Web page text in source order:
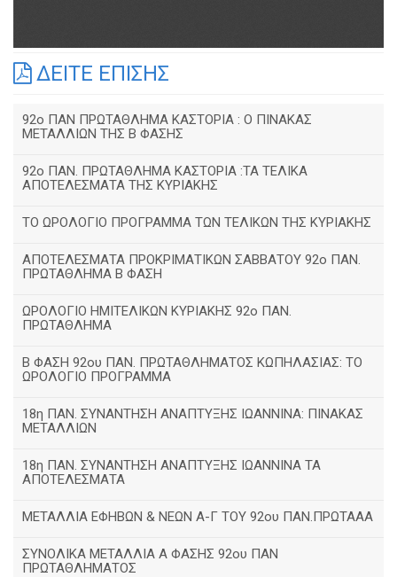
ΔΕΙΤΕ ΕΠΙΣΗΣ
92o ΠΑΝ ΠΡΩΤΑΘΛΗΜΑ ΚΑΣΤΟΡΙΑ : Ο ΠΙΝΑΚΑΣ
ΜΕΤΑΛΛΙΩΝ ΤΗΣ Β ΦΑΣΗΣ
92ο ΠΑΝ. ΠΡΩΤΑΘΛΗΜΑ ΚΑΣΤΟΡΙΑ :ΤΑ ΤΕΛΙΚΑ
ΑΠΟΤΕΛΕΣΜΑΤΑ ΤΗΣ ΚΥΡΙΑΚΗΣ
ΤΟ ΩΡΟΛΟΓΙΟ ΠΡΟΓΡΑΜΜΑ ΤΩΝ ΤΕΛΙΚΩΝ ΤΗΣ ΚΥΡΙΑΚΗΣ
ΑΠΟΤΕΛΕΣΜΑΤΑ ΠΡΟΚΡΙΜΑΤΙΚΩΝ ΣΑΒΒΑΤΟΥ 92o ΠΑΝ.
ΠΡΩΤΑΘΛΗΜΑ Β ΦΑΣΗ
ΩΡΟΛΟΓΙΟ ΗΜΙΤΕΛΙΚΩΝ ΚΥΡΙΑΚΗΣ 92ο ΠΑΝ.
ΠΡΩΤΑΘΛΗΜΑ
Β ΦΑΣΗ 92ου ΠΑΝ. ΠΡΩΤΑΘΛΗΜΑΤΟΣ ΚΩΠΗΛΑΣΙΑΣ: ΤΟ
ΩΡΟΛΟΓΙΟ ΠΡΟΓΡΑΜΜΑ
18η ΠΑΝ. ΣΥΝΑΝΤΗΣΗ ΑΝΑΠΤΥΞΗΣ ΙΩΑΝΝΙΝΑ: ΠΙΝΑΚΑΣ
ΜΕΤΑΛΛΙΩΝ
18η ΠΑΝ. ΣΥΝΑΝΤΗΣΗ ΑΝΑΠΤΥΞΗΣ ΙΩΑΝΝΙΝΑ ΤΑ
ΑΠΟΤΕΛΕΣΜΑΤΑ
ΜΕΤΑΛΛΙΑ ΕΦΗΒΩΝ & ΝΕΩΝ Α-Γ ΤΟΥ 92ου ΠΑΝ.ΠΡΩΤΑΑΑ
ΣΥΝΟΛΙΚΑ ΜΕΤΑΛΛΙΑ Α ΦΑΣΗΣ 92ου ΠΑΝ
ΠΡΩΤΑΘΛΗΜΑΤΟΣ